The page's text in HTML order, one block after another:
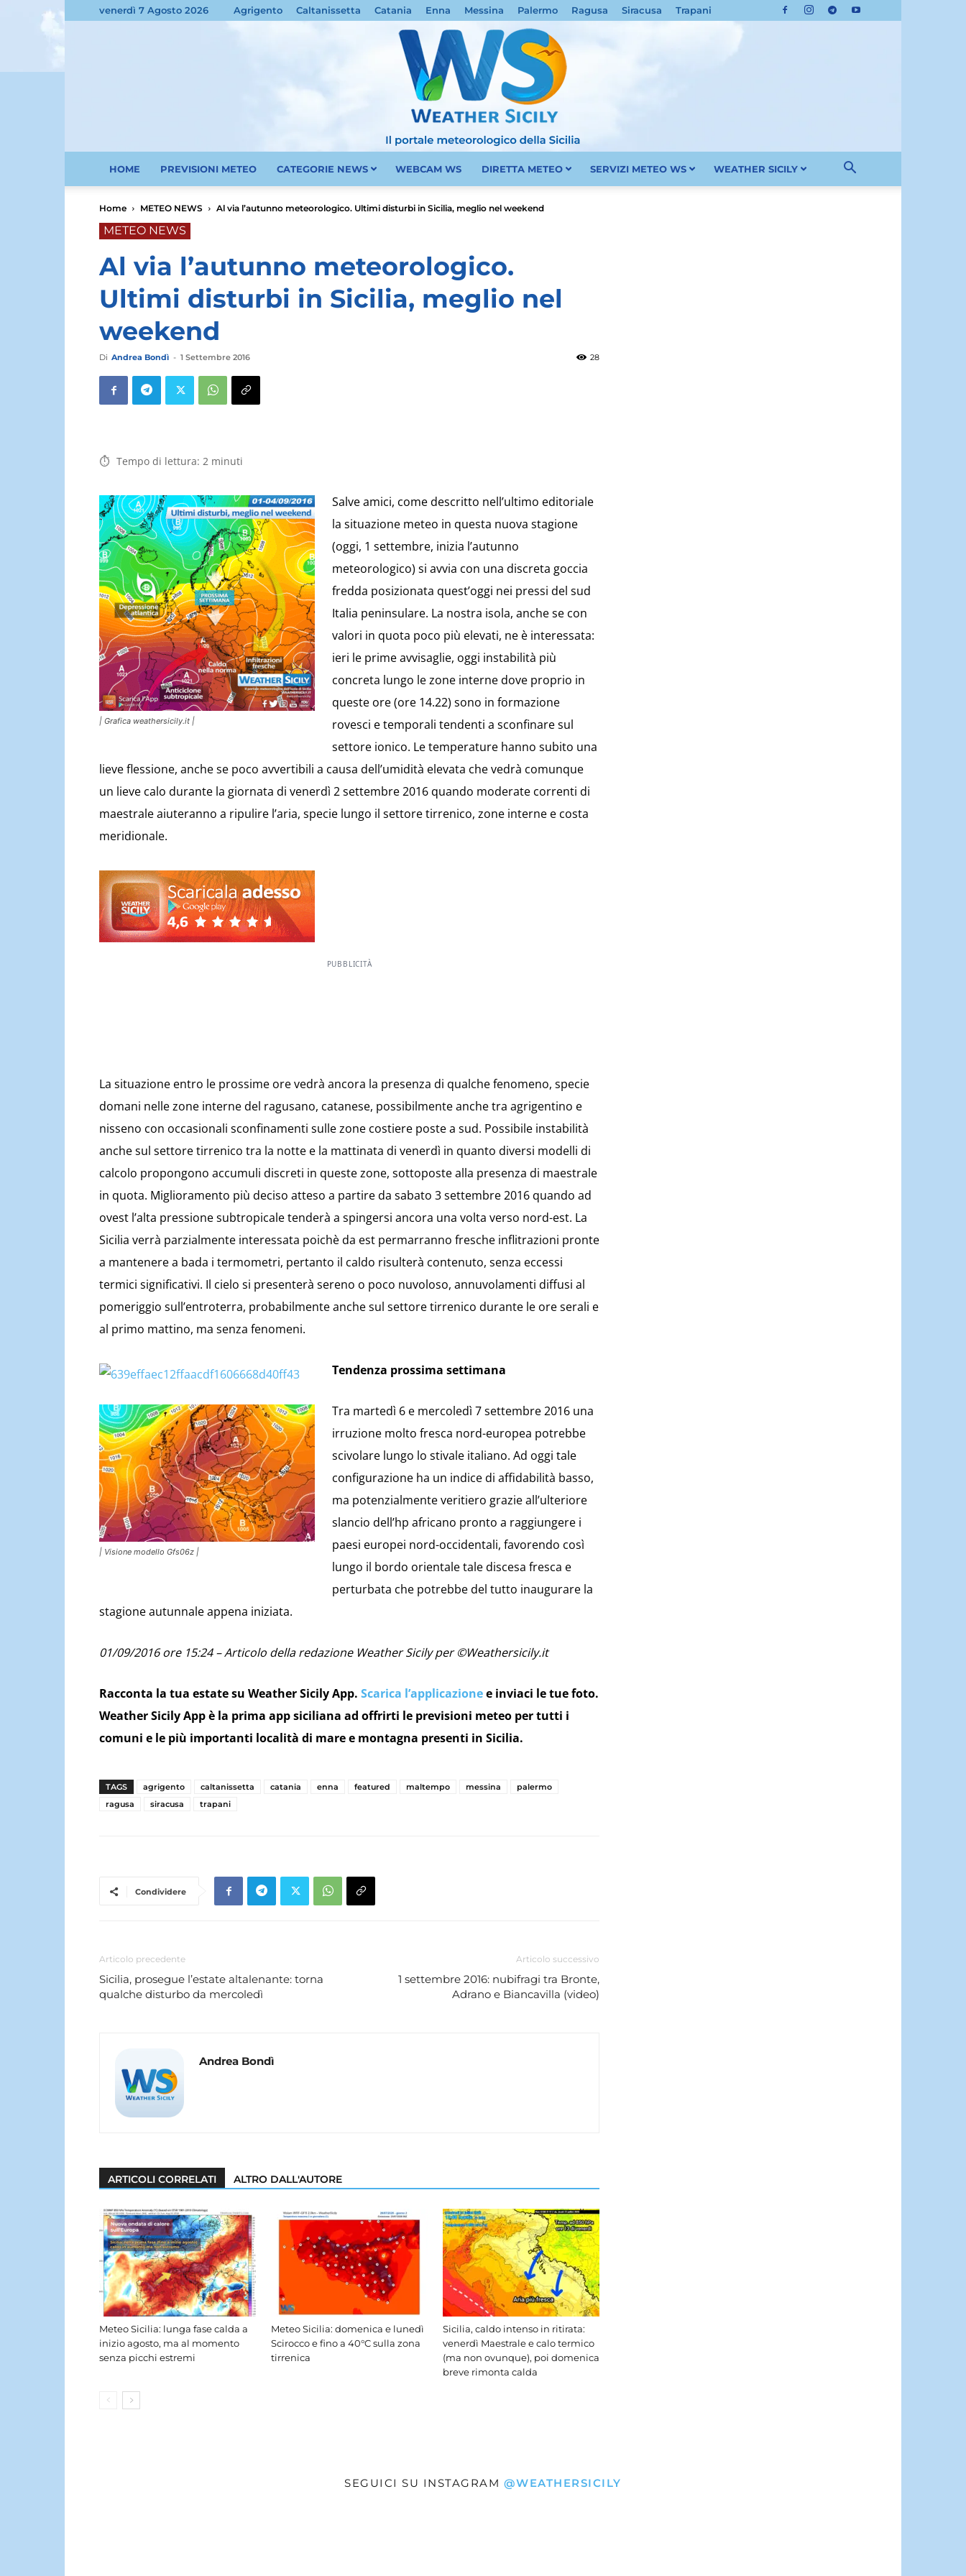
venerdì 7 Agosto 2026 Agrigento Caltanissetta Catania Enna Messina Palermo Ragusa Siracusa Trapani
Sicilia
Sicily.it
HOME PREVISIONI METEO CATEGORIE NEWS WEBCAM WS DIRETTA METEO SERVIZI METEO WS WEATHER SICILY
Home METEO NEWS Al via l’autunno meteorologico. Ultimi disturbi in Sicilia, meglio nel weekend
METEO NEWS
Al via l’autunno meteorologico.
Ultimi disturbi in Sicilia, meglio nel
weekend
Di Andrea Bondì - 1 Settembre 2016 28
Tempo di lettura: 2 minuti
| Grafica weathersicily.it |
Salve amici, come descritto nell’ultimo editoriale
la situazione meteo in questa nuova stagione
(oggi, 1 settembre, inizia l’autunno
meteorologico) si avvia con una discreta goccia
fredda posizionata quest’oggi nei pressi del sud
Italia peninsulare. La nostra isola, anche se con
valori in quota poco più elevati, ne è interessata:
ieri le prime avvisaglie, oggi instabilità più
concreta lungo le zone interne dove proprio in
queste ore (ore 14.22) sono in formazione
rovesci e temporali tendenti a sconfinare sul
settore ionico. Le temperature hanno subito una
lieve flessione, anche se poco avvertibili a causa dell’umidità elevata che vedrà comunque
un lieve calo durante la giornata di venerdì 2 settembre 2016 quando moderate correnti di
maestrale aiuteranno a ripulire l’aria, specie lungo il settore tirrenico, zone interne e costa
meridionale.
PUBBLICITÀ
La situazione entro le prossime ore vedrà ancora la presenza di qualche fenomeno, specie
domani nelle zone interne del ragusano, catanese, possibilmente anche tra agrigentino e
nisseno con occasionali sconfinamenti sulle zone costiere poste a sud. Possibile instabilità
anche sul settore tirrenico tra la notte e la mattinata di venerdì in quanto diversi modelli di
calcolo propongono accumuli discreti in queste zone, sottoposte alla presenza di maestrale
in quota. Miglioramento più deciso atteso a partire da sabato 3 settembre 2016 quando ad
ovest l’alta pressione subtropicale tenderà a spingersi ancora una volta verso nord-est. La
Sicilia verrà parzialmente interessata poichè da est permarranno fresche inflitrazioni pronte
a mantenere a bada i termometri, pertanto il caldo risulterà contenuto, senza eccessi
termici significativi. Il cielo si presenterà sereno o poco nuvoloso, annuvolamenti diffusi al
pomeriggio sull’entroterra, probabilmente anche sul settore tirrenico durante le ore serali e
al primo mattino, ma senza fenomeni.
Tendenza prossima settimana
| Visione modello Gfs06z |
Tra martedì 6 e mercoledì 7 settembre 2016 una
irruzione molto fresca nord-europea potrebbe
scivolare lungo lo stivale italiano. Ad oggi tale
configurazione ha un indice di affidabilità basso,
ma potenzialmente veritiero grazie all’ulteriore
slancio dell’hp africano pronto a raggiungere i
paesi europei nord-occidentali, favorendo così
lungo il bordo orientale tale discesa fresca e
perturbata che potrebbe del tutto inaugurare la
stagione autunnale appena iniziata.
01/09/2016 ore 15:24 – Articolo della redazione Weather Sicily per ©Weathersicily.it
Racconta la tua estate su Weather Sicily App. Scarica l’applicazionee inviaci le tue foto.
Weather Sicily App è la prima app siciliana ad offrirti le previsioni meteo per tutti i
comuni e le più importanti località di mare e montagna presenti in Sicilia.
TAGS agrigento caltanissetta catania enna featured maltempo messina
palermo
ragusa
siracusa trapani
Condividere
Articolo precedente
Sicilia, prosegue l’estate altalenante: torna
qualche disturbo da mercoledì
Articolo successivo
1 settembre 2016: nubifragi tra Bronte,
Adrano e Biancavilla (video)
Andrea Bondì
ARTICOLI CORRELATI ALTRO DALL'AUTORE
Meteo Sicilia: lunga fase calda a
inizio agosto, ma al momento
senza picchi estremi
Meteo Sicilia: domenica e lunedì
Scirocco e fino a 40°C sulla zona
tirrenica
Sicilia, caldo intenso in ritirata:
venerdì Maestrale e calo termico
(ma non ovunque), poi domenica
breve rimonta calda
SEGUICI SU INSTAGRAM @WEATHERSICILY